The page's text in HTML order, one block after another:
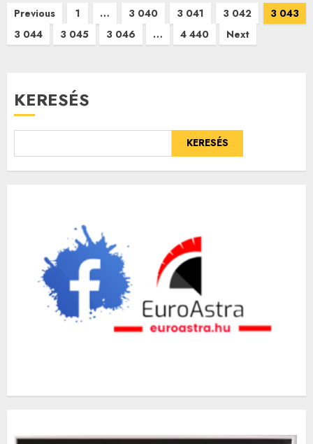
Bejegyzések
lapozása
Previous 1 … 3 040 3 041 3 042
3 043
3 044
3 045 3 046 … 4 440 Next
KERESÉS
KERESÉS